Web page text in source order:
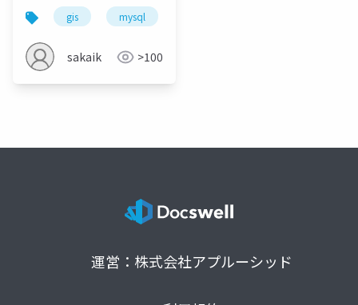
とGIS機能～
gis mysql
sakaik >100
運営：株式会社アプルーシッド